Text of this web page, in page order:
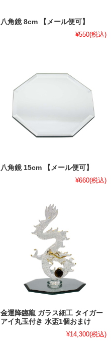
八角鏡 8cm 【メール便可】
¥550(税込)
八角鏡 15cm 【メール便可】
¥660(税込)
金運降臨龍 ガラス細工 タイガー
アイ丸玉付き 水盃1個おまけ
¥14,300(税込)